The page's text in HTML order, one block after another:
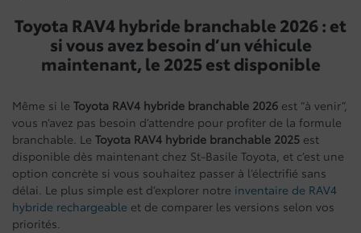
Toyota RAV4 hybride branchable 2026 : et
si vous avez besoin d’un véhicule
maintenant, le 2025 est disponible
Même si le Toyota RAV4 hybride branchable 2026 est “à venir”,
vous n’avez pas besoin d’attendre pour profiter de la formule
branchable. Le Toyota RAV4 hybride branchable 2025 est
disponible dès maintenant chez St-Basile Toyota, et c’est une
option concrète si vous souhaitez passer à l’électrifié sans
délai. Le plus simple est d’explorer notre inventaire de RAV4
hybride rechargeable et de comparer les versions selon vos
priorités.